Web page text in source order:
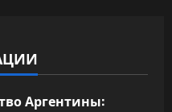
Аргентины: